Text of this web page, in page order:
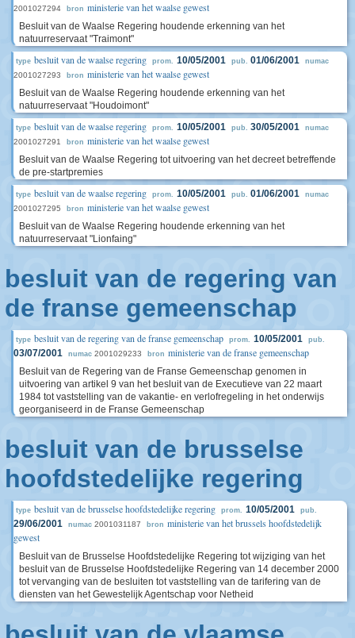
2001027294 bron ministerie van het waalse gewest
Besluit van de Waalse Regering houdende erkenning van het
natuurreservaat "Traimont"
type besluit van de waalse regering prom. 10/05/2001 pub. 01/06/2001 numac
2001027293 bron ministerie van het waalse gewest
Besluit van de Waalse Regering houdende erkenning van het
natuurreservaat "Houdoimont"
type besluit van de waalse regering prom. 10/05/2001 pub. 30/05/2001 numac
2001027291 bron ministerie van het waalse gewest
Besluit van de Waalse Regering tot uitvoering van het decreet betreffende
de pre-startpremies
type besluit van de waalse regering prom. 10/05/2001 pub. 01/06/2001 numac
2001027295 bron ministerie van het waalse gewest
Besluit van de Waalse Regering houdende erkenning van het
natuurreservaat "Lionfaing"
besluit van de regering van
de franse gemeenschap
type besluit van de regering van de franse gemeenschap prom. 10/05/2001 pub.
03/07/2001 numac 2001029233 bron ministerie van de franse gemeenschap
Besluit van de Regering van de Franse Gemeenschap genomen in
uitvoering van artikel 9 van het besluit van de Executieve van 22 maart
1984 tot vaststelling van de vakantie- en verlofregeling in het onderwijs
georganiseerd in de Franse Gemeenschap
besluit van de brusselse
hoofdstedelijke regering
type besluit van de brusselse hoofdstedelijke regering prom. 10/05/2001 pub.
29/06/2001 numac 2001031187 bron ministerie van het brussels hoofdstedelijk
gewest
Besluit van de Brusselse Hoofdstedelijke Regering tot wijziging van het
besluit van de Brusselse Hoofdstedelijke Regering van 14 december 2000
tot vervanging van de besluiten tot vaststelling van de tarifering van de
diensten van het Gewestelijk Agentschap voor Netheid